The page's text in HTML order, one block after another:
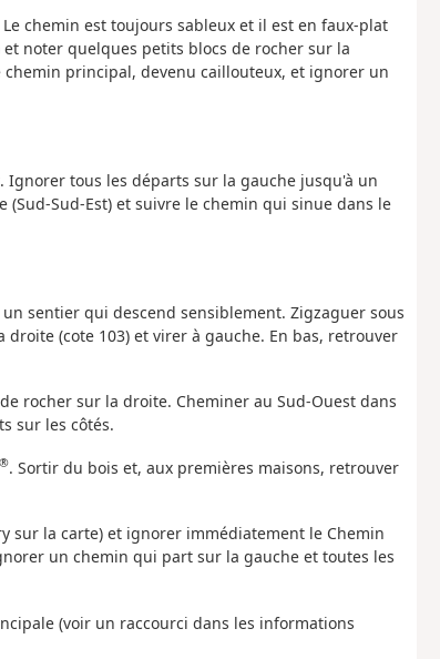
Le chemin est toujours sableux et il est en faux-plat
noter quelques petits blocs de rocher sur la
principal, devenu caillouteux, et ignorer un
tous les départs sur la gauche jusqu'à un
Sud-Est) et suivre le chemin qui sinue dans le
sentier qui descend sensiblement. Zigzaguer sous
(cote 103) et virer à gauche. En bas, retrouver
rocher sur la droite. Cheminer au Sud-Ouest dans
sur les côtés.
®. Sortir du bois et, aux premières maisons, retrouver
sur la carte) et ignorer immédiatement le Chemin
un chemin qui part sur la gauche et toutes les
(voir un raccourci dans les informations